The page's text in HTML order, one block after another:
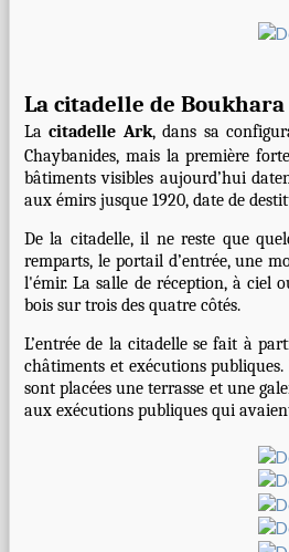
La citadelle de
Lacitadelle Ark, dans sa
Chaybanides, mais la première
bâtiments visibles aujourd’hui
aux émirs jusque 1920, date de
De la citadelle, il ne reste que
remparts, le portail d’entrée, une
l'émir. La salle de réception, à ciel
bois sur trois des quatre côtés.
L’entrée de la citadelle se fait à
châtiments et exécutions
sont placées une terrasse et une
aux exécutions publiques qui